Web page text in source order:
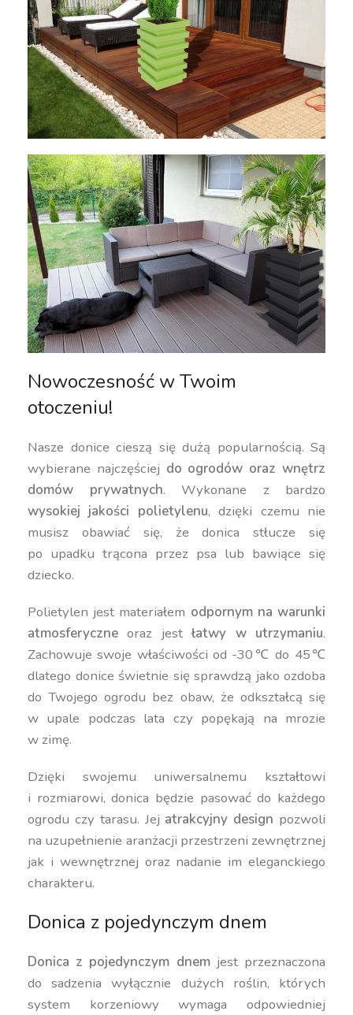
Nowoczesność w Twoim
otoczeniu!
Nasze donice cieszą się dużą popularnością. Są
wybierane najczęściej do ogrodów oraz wnętrz
domów prywatnych. Wykonane z bardzo
wysokiej jakości polietylenu, dzięki czemu nie
musisz obawiać się, że donica stłucze się
po upadku trącona przez psa lub bawiące się
dziecko.
Polietylen jest materiałem odpornym na warunki
atmosferyczne oraz jestłatwy w utrzymaniu.
Zachowuje swoje właściwości od -30℃ do 45℃
dlatego donice świetnie się sprawdzą jako ozdoba
do Twojego ogrodu bez obaw, że odkształcą się
w upale podczas lata czy popękają na mrozie
w zimę.
Dzięki swojemu uniwersalnemu kształtowi
i rozmiarowi, donica będzie pasować do każdego
ogrodu czy tarasu. Jej atrakcyjny design pozwoli
na uzupełnienie aranżacji przestrzeni zewnętrznej
jak i wewnętrznej oraz nadanie im eleganckiego
charakteru.
Donica z pojedynczym dnem
Donica z pojedynczym dnemjest przeznaczona
do sadzenia wyłącznie dużych roślin, których
system korzeniowy wymaga odpowiedniej